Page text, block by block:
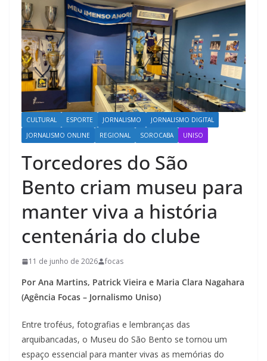
CULTURAL ESPORTE JORNALISMO
JORNALISMO DIGITAL
JORNALISMO ONLINE
REGIONAL SOROCABA UNISO
Torcedores do São
Bento criam museu para
manter viva a história
centenária do clube
11 de junho de 2026 focas
Por Ana Martins, Patrick Vieira e Maria Clara Nagahara
(Agência Focas – Jornalismo Uniso)
Entre troféus, fotografias e lembranças das
arquibancadas, o Museu do São Bento se tornou um
espaço essencial para manter vivas as memórias do